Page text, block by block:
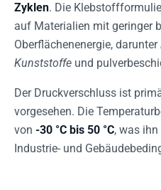
Zyklen. Die
auf Materialien mit geringer
Oberflächenenergie, darunter
Kunststoffe und
Der Druckverschluss ist
vorgesehen. Die
von -30 °C bis 50 °C, was
Industrie- und